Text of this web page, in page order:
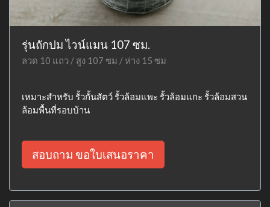
รุ่นถักปม ไวน์แมน 107 ซม.
ลวด 10 แถว / สูง 107 ซม / ห่าง 15 ซม
เหมาะสำหรับ รั้วกั้นสัตว์ รั้วล้อมแพะ รั้วล้อมแกะ รั้วล้อมสวน
ล้อมพื้นที่รอบบ้าน
สอบถาม ขอใบเสนอราคา